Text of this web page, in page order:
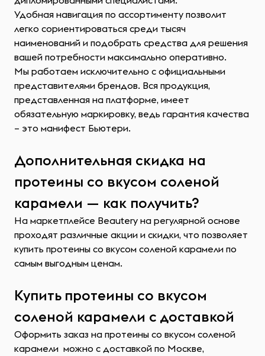
Удобная навигация по ассортименту позволит
легко сориентироваться среди тысяч
наименований и подобрать средства для решения
вашей потребности максимально оперативно.
Мы работаем исключительно с официальными
представителями брендов. Вся продукция,
представленная на платформе, имеет
обязательную маркировку, ведь гарантия качества
– это манифест Бьютери.
Дополнительная скидка на
протеины со вкусом соленой
карамели — как получить?
На маркетплейсе Beautery на регулярной основе
проходят различные акции и скидки, что позволяет
купить протеины со вкусом соленой карамели по
самым выгодным ценам.
Купить протеины со вкусом
соленой карамели с доставкой
Оформить заказ на протеины со вкусом соленой
карамели можно с доставкой по Москве,